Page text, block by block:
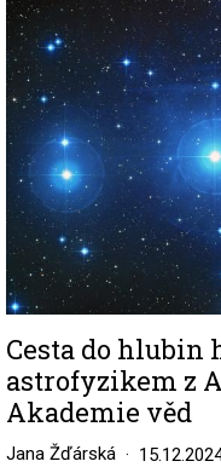
Cesta do hlubin
astrofyzikem z
Akademie věd
Jana Žďárská